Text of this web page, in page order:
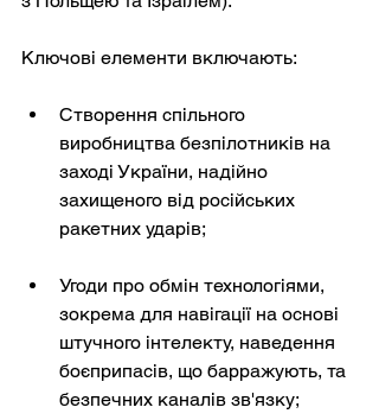
Ключові елементи включають:
Створення спільного
виробництва безпілотників на
заході України, надійно
захищеного від російських
ракетних ударів;
Угоди про обмін технологіями,
зокрема для навігації на основі
штучного інтелекту, наведення
боєприпасів, що барражують, та
безпечних каналів зв'язку;